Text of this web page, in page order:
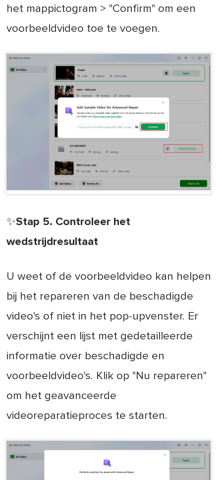
het mappictogram > "Confirm" om een
voorbeeldvideo toe te voegen.
✨Stap 5. Controleer het
wedstrijdresultaat
U weet of de voorbeeldvideo kan helpen
bij het repareren van de beschadigde
video's of niet in het pop-upvenster. Er
verschijnt een lijst met gedetailleerde
informatie over beschadigde en
voorbeeldvideo's. Klik op "Nu repareren"
om het geavanceerde
videoreparatieproces te starten.